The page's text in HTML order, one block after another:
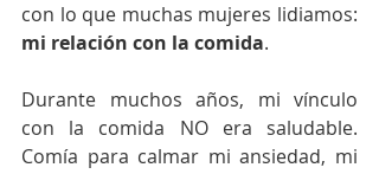
mi relación con la comida.
Durante muchos años, mi vínculo
con la comida NO era saludable.
Comía para calmar mi ansiedad, mi